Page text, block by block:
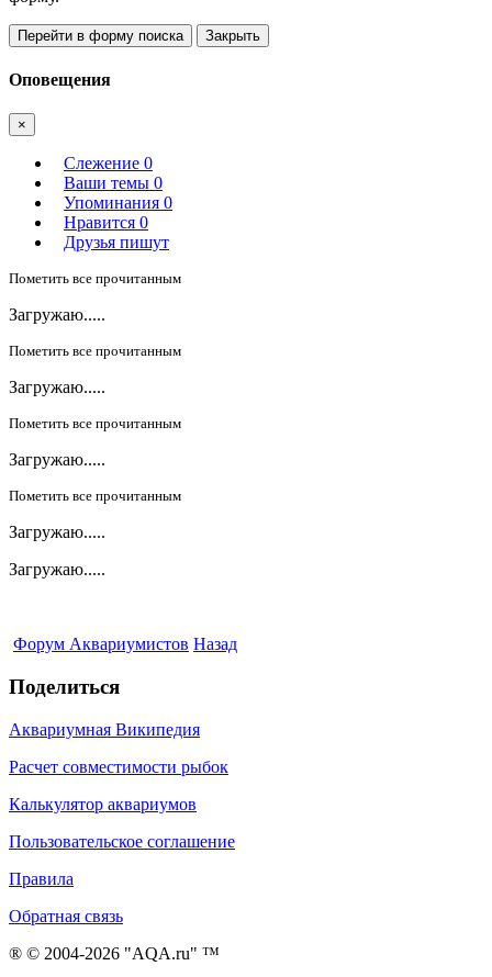
Перейти в форму поиска Закрыть
Оповещения
×
Слежение 0
Ваши темы 0
Упоминания 0
Нравится 0
Друзья пишут
Пометить все прочитанным
Загружаю.....
Пометить все прочитанным
Загружаю.....
Пометить все прочитанным
Загружаю.....
Пометить все прочитанным
Загружаю.....
Загружаю.....
Форум Аквариумистов Назад
Поделиться
Аквариумная Википедия
Расчет совместимости рыбок
Калькулятор аквариумов
Пользовательское соглашение
Правила
Обратная связь
® © 2004-2026 "AQA.ru" ™